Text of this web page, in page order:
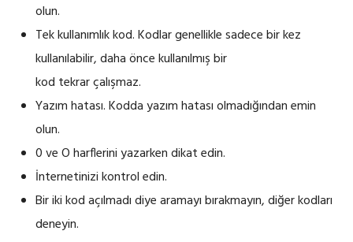
olun.
Tek kullanımlık kod. Kodlar genellikle sadece bir kez
kullanılabilir, daha önce kullanılmış bir
kod tekrar çalışmaz.
Yazım hatası. Kodda yazım hatası olmadığından emin
olun.
0 ve O harflerini yazarken dikat edin.
İnternetinizi kontrol edin.
Bir iki kod açılmadı diye aramayı bırakmayın, diğer kodları
deneyin.